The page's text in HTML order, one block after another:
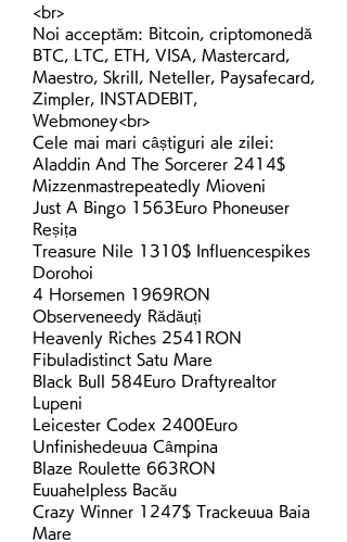
<br>
Noi acceptăm: Bitcoin, criptomonedă
BTC, LTC, ETH, VISA, Mastercard,
Maestro, Skrill, Neteller, Paysafecard,
Zimpler, INSTADEBIT,
Webmoney<br>
Cele mai mari câștiguri ale zilei:
Aladdin And The Sorcerer 2414$
Mizzenmastrepeatedly Mioveni
Just A Bingo 1563Euro Phoneuser
Reșița
Treasure Nile 1310$ Influencespikes
Dorohoi
4 Horsemen 1969RON
Observeneedy Rădăuți
Heavenly Riches 2541RON
Fibuladistinct Satu Mare
Black Bull 584Euro Draftyrealtor
Lupeni
Leicester Codex 2400Euro
Unfinishedeuua Câmpina
Blaze Roulette 663RON
Euuahelpless Bacău
Crazy Winner 1247$ Trackeuua Baia
Mare